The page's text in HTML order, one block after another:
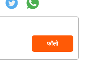
फॉलो